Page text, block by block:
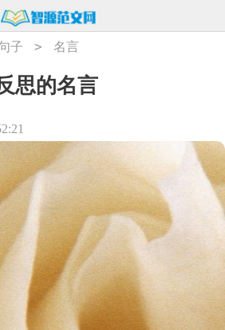
子 > 名言
思的名言